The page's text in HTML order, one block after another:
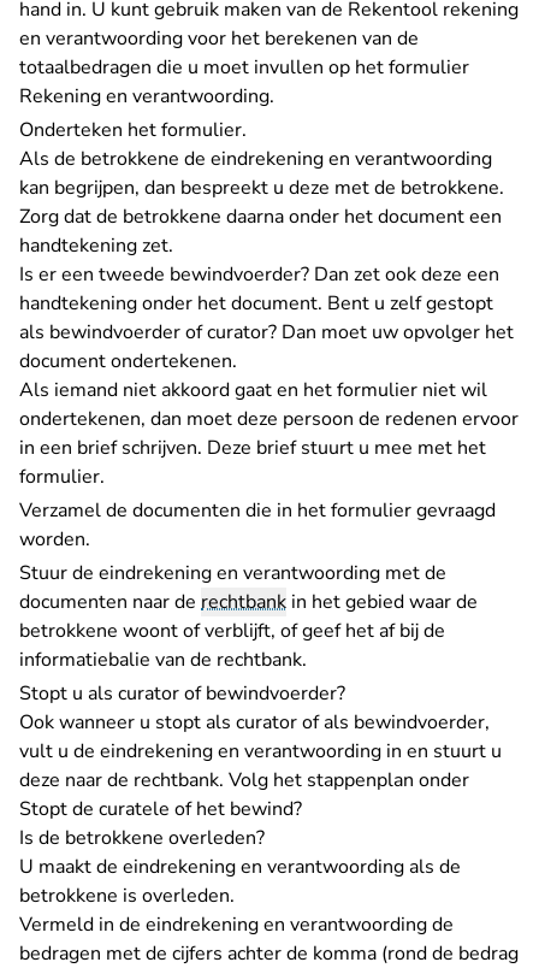
hand in. U kunt gebruik maken van de Rekentool rekening
en verantwoording voor het berekenen van de
totaalbedragen die u moet invullen op het formulier
Rekening en verantwoording.
Onderteken het formulier.
Als de betrokkene de eindrekening en verantwoording
kan begrijpen, dan bespreekt u deze met de betrokkene.
Zorg dat de betrokkene daarna onder het document een
handtekening zet.
Is er een tweede bewindvoerder? Dan zet ook deze een
handtekening onder het document. Bent u zelf gestopt
als bewindvoerder of curator? Dan moet uw opvolger het
document ondertekenen.
Als iemand niet akkoord gaat en het formulier niet wil
ondertekenen, dan moet deze persoon de redenen ervoor
in een brief schrijven. Deze brief stuurt u mee met het
formulier.
Verzamel de documenten die in het formulier gevraagd
worden.
Stuur de eindrekening en verantwoording met de
documenten naar de rechtbank in het gebied waar de
betrokkene woont of verblijft, of geef het af bij de
informatiebalie van de rechtbank.
Stopt u als curator of bewindvoerder?
Ook wanneer u stopt als curator of als bewindvoerder,
vult u de eindrekening en verantwoording in en stuurt u
deze naar de rechtbank. Volg het stappenplan onder
Stopt de curatele of het bewind?
Is de betrokkene overleden?
U maakt de eindrekening en verantwoording als de
betrokkene is overleden.
Vermeld in de eindrekening en verantwoording de
bedragen met de cijfers achter de komma (rond de bedrag